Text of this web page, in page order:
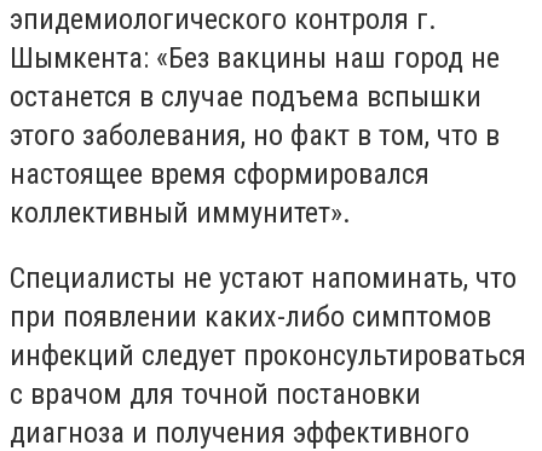
эпидемиологического контроля г.
Шымкента: «Без вакцины наш город не
останется в случае подъема вспышки
этого заболевания, но факт в том, что в
настоящее время сформировался
коллективный иммунитет».
Специалисты не устают напоминать, что
при появлении каких-либо симптомов
инфекций следует проконсультироваться
с врачом для точной постановки
диагноза и получения эффективного